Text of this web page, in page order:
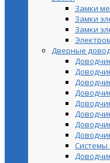
Замки
Замки
Замки
Дверные